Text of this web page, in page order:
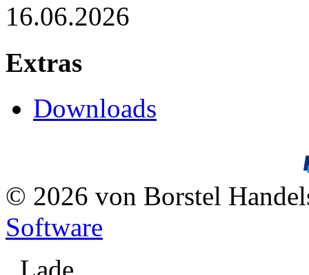
16.06.2026
Extras
Downloads
© 2026 von Borstel
Software